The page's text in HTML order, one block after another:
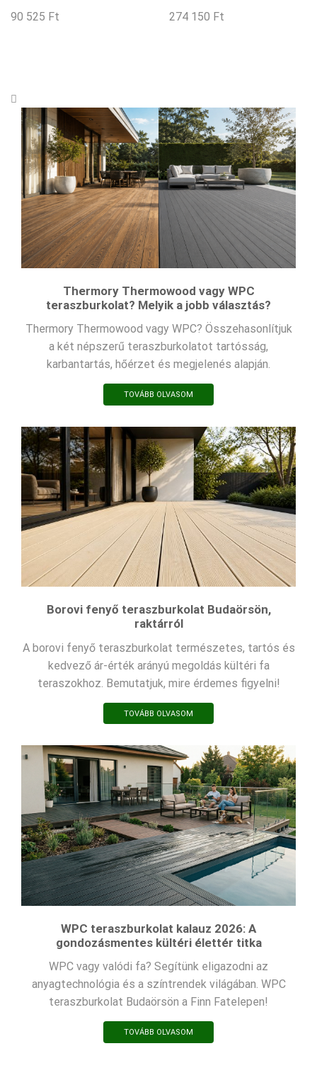
90 525 Ft 274 150 Ft
Thermory Thermowood vagy WPC
teraszburkolat? Melyik a jobb választás?
Thermory Thermowood vagy WPC? Összehasonlítjuk
a két népszerű teraszburkolatot tartósság,
karbantartás, hőérzet és megjelenés alapján.
TOVÁBB OLVASOM
Borovi fenyő teraszburkolat Budaörsön,
raktárról
A borovi fenyő teraszburkolat természetes, tartós és
kedvező ár-érték arányú megoldás kültéri fa
teraszokhoz. Bemutatjuk, mire érdemes figyelni!
TOVÁBB OLVASOM
WPC teraszburkolat kalauz 2026: A
gondozásmentes kültéri élettér titka
WPC vagy valódi fa? Segítünk eligazodni az
anyagtechnológia és a színtrendek világában. WPC
teraszburkolat Budaörsön a Finn Fatelepen!
TOVÁBB OLVASOM